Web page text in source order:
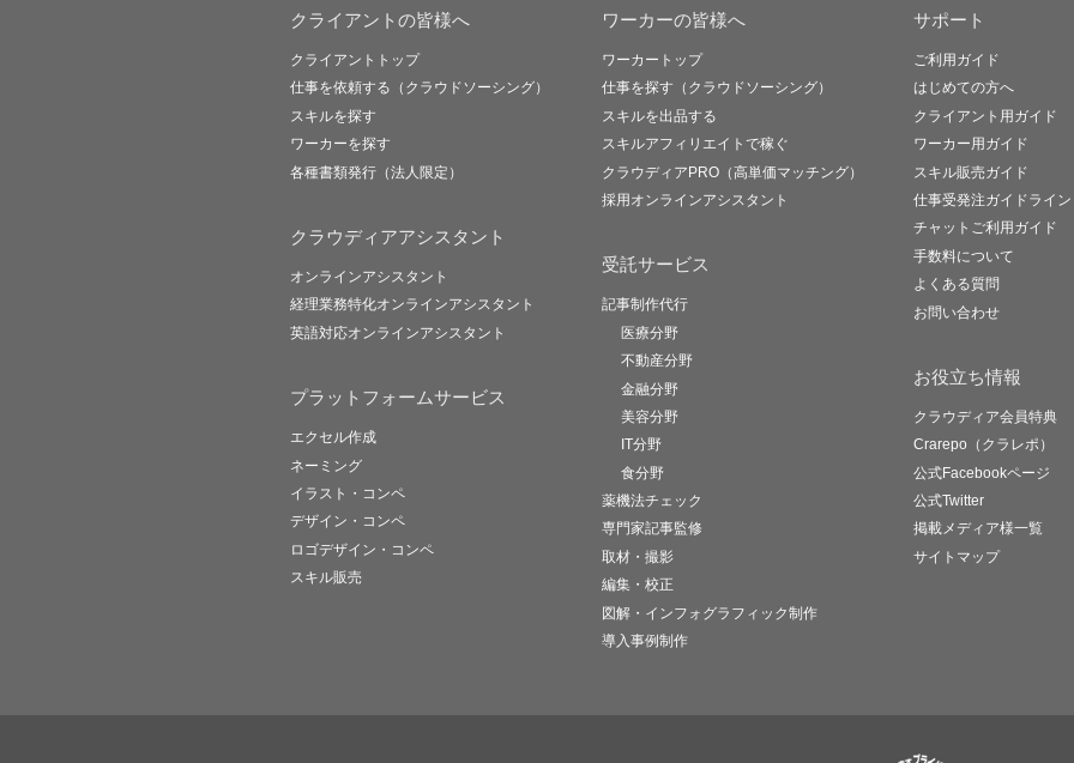
クライアントの皆様へ
クライアントトップ
仕事を依頼する（クラウドソーシング）
スキルを探す
ワーカーを探す
各種書類発行（法人限定）
クラウディアアシスタント
オンラインアシスタント
経理業務特化オンラインアシスタント
英語対応オンラインアシスタント
プラットフォームサービス
エクセル作成
ネーミング
イラスト・コンペ
デザイン・コンペ
ロゴデザイン・コンペ
スキル販売
ワーカーの皆様へ
ワーカートップ
仕事を探す（クラウドソーシング）
スキルを出品する
スキルアフィリエイトで稼ぐ
クラウディアPRO（高単価マッチング）
採用オンラインアシスタント
受託サービス
記事制作代行
医療分野
不動産分野
金融分野
美容分野
IT分野
食分野
薬機法チェック
専門家記事監修
取材・撮影
編集・校正
図解・インフォグラフィック制作
導入事例制作
サポート
ご利用ガイド
はじめての方へ
クライアント用ガイド
ワーカー用ガイド
スキル販売ガイド
仕事受発注ガイドライン
チャットご利用ガイド
手数料について
よくある質問
お問い合わせ
お役立ち情報
クラウディア会員特典
Crarepo（クラレポ）
公式Facebookページ
公式Twitter
掲載メディア様一覧
サイトマップ